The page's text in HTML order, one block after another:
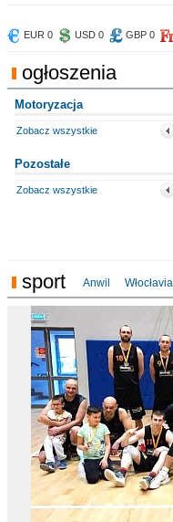
EUR 0 USD 0 GBP 0
ogłoszenia
Motoryzacja
Zobacz wszystkie
Pozostałe
Zobacz wszystkie
sport Anwil Włocłavia